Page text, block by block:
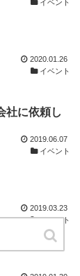
イベント
2020.01.26
イベント
社に依頼し
2019.06.07
イベント
2019.03.23
イベント